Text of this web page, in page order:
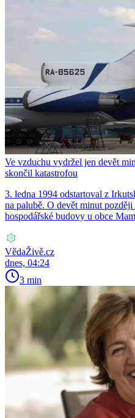
Ve vzduchu vydržel jen devět
skončil katastrofou
3. ledna 1994 odstartoval z
na palubě. O devět minut
hospodářské budovy u obce
VědaŽivě.cz
dnes, 04:24
3 min